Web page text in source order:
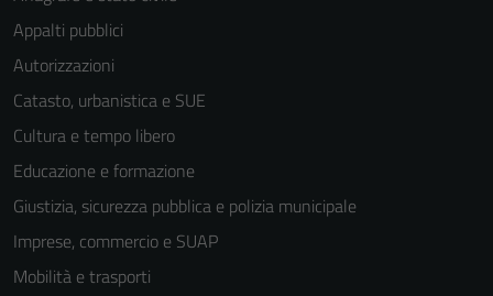
Appalti pubblici
Autorizzazioni
Catasto, urbanistica e SUE
Cultura e tempo libero
Educazione e formazione
Giustizia, sicurezza pubblica e polizia municipale
Imprese, commercio e SUAP
Mobilità e trasporti